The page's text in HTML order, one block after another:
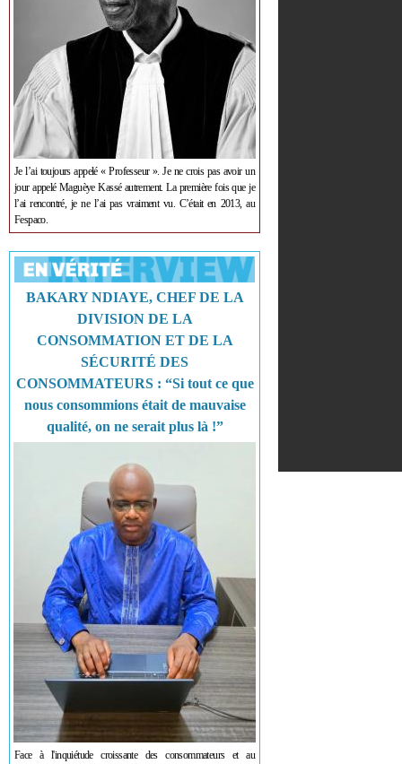
Je l’ai toujours appelé « Professeur ». Je ne crois pas avoir un
jour appelé Maguèye Kassé autrement. La première fois que je
l’ai rencontré, je ne l’ai pas vraiment vu. C’était en 2013, au
Fespaco.
BAKARY NDIAYE, CHEF DE LA
DIVISION DE LA
CONSOMMATION ET DE LA
SÉCURITÉ DES
CONSOMMATEURS : “Si tout ce que
nous consommions était de mauvaise
qualité, on ne serait plus là !”
Face à l'inquiétude croissante des consommateurs et au